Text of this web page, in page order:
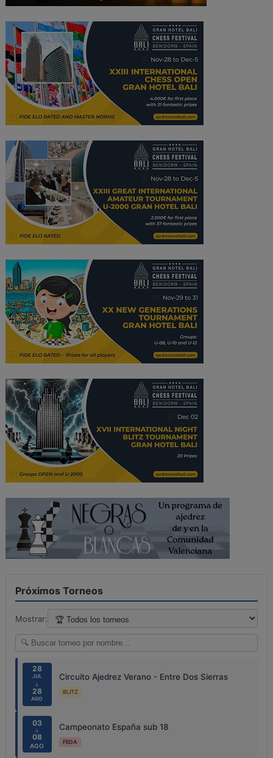
Próximos Torneos
Mostrar:
28
JUL
↓
28
AGO
Circuito Ajedrez Verano - Entre Dos Sierras
BLITZ
03
↓
08
AGO
Campeonato España sub 18
FEDA